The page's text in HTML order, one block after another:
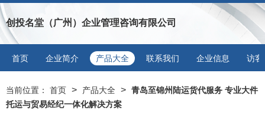
创投名堂（广州）企业管理咨询有限公司
首页 企业简介 产品大全 联系我们 企业信息 访客
当前位置： 首页 > 产品大全 > 青岛至锦州陆运货代服务 专业大件
托运与贸易经纪一体化解决方案